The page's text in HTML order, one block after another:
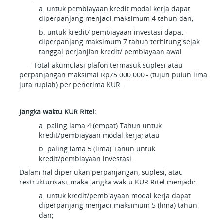
a. untuk pembiayaan kredit modal kerja dapat
diperpanjang menjadi maksimum 4 tahun dan;
b. untuk kredit/ pembiayaan investasi dapat
diperpanjang maksimum 7 tahun terhitung sejak
tanggal perjanjian kredit/ pembiayaan awal.
- Total akumulasi plafon termasuk suplesi atau
perpanjangan maksimal Rp75.000.000,- (tujuh puluh lima
juta rupiah) per penerima KUR.
Jangka waktu KUR Ritel:
a. paling lama 4 (empat) Tahun untuk
kredit/pembiayaan modal kerja; atau
b. paling lama 5 (lima) Tahun untuk
kredit/pembiayaan investasi.
Dalam hal diperlukan perpanjangan, suplesi, atau
restrukturisasi, maka jangka waktu KUR Ritel menjadi:
a. untuk kredit/pembiayaan modal kerja dapat
diperpanjang menjadi maksimum 5 (lima) tahun
dan;